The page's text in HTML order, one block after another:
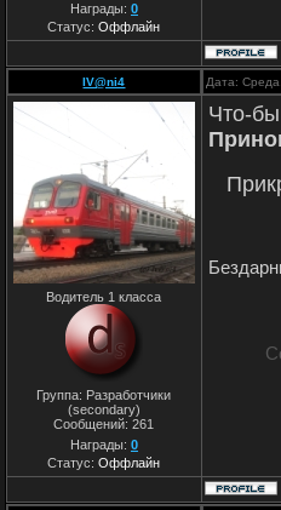
Награды: 0
Статус:Оффлайн
IV@ni4 Дата:
Водитель 1 класса
Группа: Разработчики
(secondary)
Сообщений:261
Награды: 0
Статус:Оффлайн
Что-